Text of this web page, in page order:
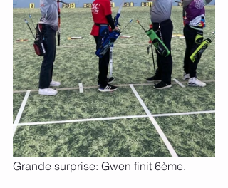
Grande surprise: Gwen finit 6ème.